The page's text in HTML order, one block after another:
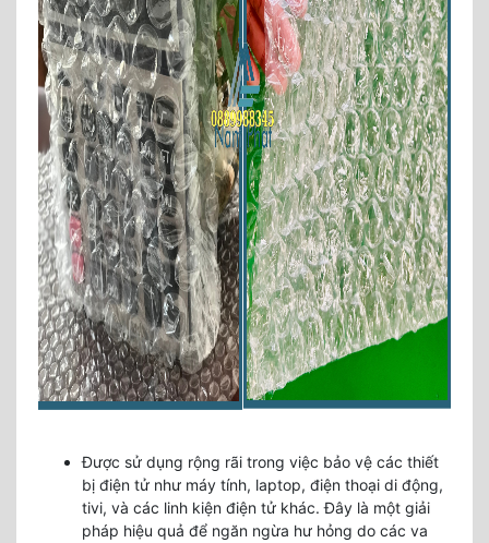
Được sử dụng rộng rãi trong việc bảo vệ các thiết
bị điện tử như máy tính, laptop, điện thoại di động,
tivi, và các linh kiện điện tử khác. Đây là một giải
pháp hiệu quả để ngăn ngừa hư hỏng do các va